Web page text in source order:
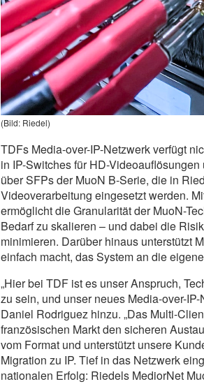
(Bild: Riedel)
TDFs Media-over-IP-Netzwerk verfügt
in IP-Switches für HD-
über SFPs der MuoN B-Serie, die in
Videoverarbeitung eingesetzt werden.
ermöglicht die Granularität der MuoN-
Bedarf zu skalieren – und dabei die
minimieren. Darüber hinaus unterstützt
einfach macht, das System an die
„Hier bei TDF ist es unser Anspruch,
zu sein, und unser neues Media-over-
Daniel Rodriguez hinzu. „Das Multi-
französischen Markt den sicheren
vom Format und unterstützt unsere
Migration zu IP. Tief in das Netzwerk
nationalen Erfolg: Riedels MediorNet